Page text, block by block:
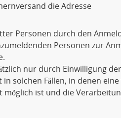
die Adresse
Personen durch den
Personen zur
nur durch Einwilligung
in solchen Fällen, in denen
möglich ist und die